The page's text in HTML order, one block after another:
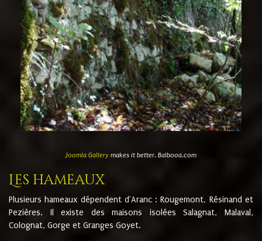
Joomla Gallerymakes it better. Balbooa.com
Les hameaux
Plusieurs hameaux dépendent d'Aranc : Rougemont, Résinand et
Pezières. Il existe des maisons isolées Salagnat, Malaval,
Colognat, Gorge et Granges Goyet.